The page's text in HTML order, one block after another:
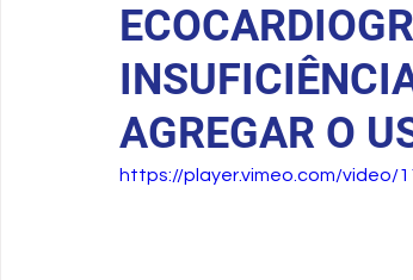
AGREGAR O
https://player.vimeo.com/video/